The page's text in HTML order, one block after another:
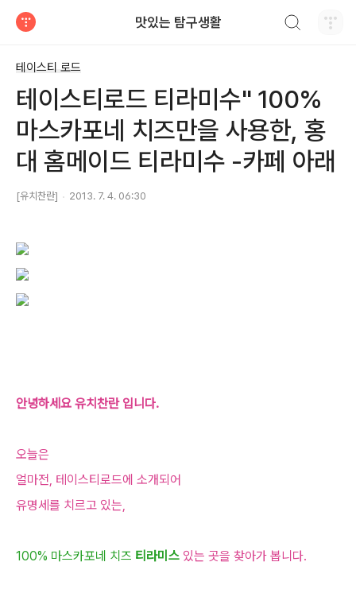
맛있는 탐구생활
테이스티 로드
테이스티로드 티라미수" 100%
마스카포네 치즈만을 사용한, 홍
대 홈메이드 티라미수 -카페 아래
[유치찬란] 2013. 7. 4. 06:30
안녕하세요 유치찬란 입니다.
오늘은
얼마전, 테이스티로드에 소개되어
유명세를 치르고 있는,
100% 마스카포네 치즈 티라미스 있는 곳을 찾아가 봅니다.